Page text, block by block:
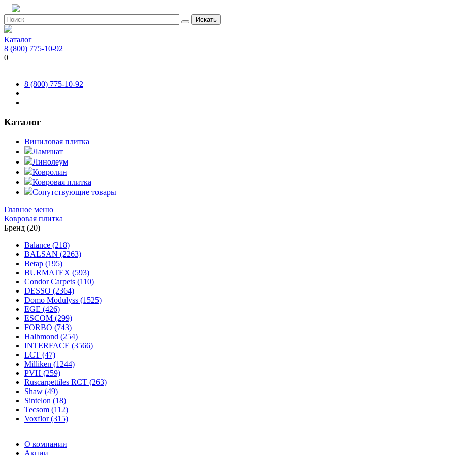
Искать
Каталог
8 (800) 775-10-92
0
8 (800) 775-10-92
Каталог
Виниловая плитка
Ламинат
Линолеум
Ковролин
Ковровая плитка
Сопутствующие товары
Главное меню
Ковровая плитка
Бренд (20)
Balance (218)
BALSAN (2263)
Betap (195)
BURMATEX (593)
Condor Carpets (110)
DESSO (2364)
Domo Modulyss (1525)
EGE (426)
ESCOM (299)
FORBO (743)
Halbmond (254)
INTERFACE (3566)
LCT (47)
Milliken (1244)
PVH (259)
Ruscarpettiles RCT (263)
Shaw (49)
Sintelon (18)
Tecsom (112)
Voxflor (315)
О компании